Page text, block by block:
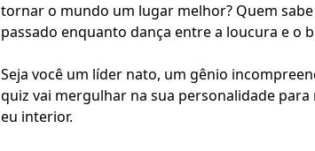
tornar o mundo um lugar melhor? Quem
passado enquanto dança entre a loucura e o
Seja você um líder nato, um gênio
quiz vai mergulhar na sua personalidade
eu interior.